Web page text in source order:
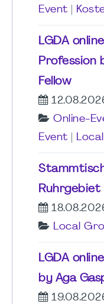
Event
LGDA
Profession
Fellow
Online-
Event
Ruhrgebiet
Local
LGDA
by Aga